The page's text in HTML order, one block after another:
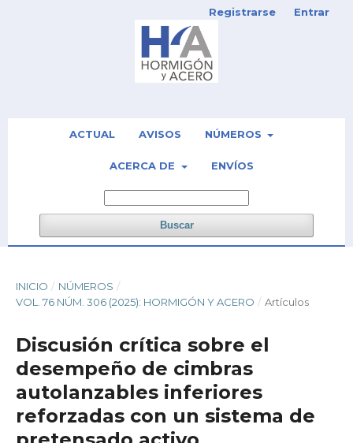
ACTUAL AVISOS NÚMEROS
ACERCA DE ENVÍOS
Buscar
Registrarse Entrar
INICIO / NÚMEROS /
VOL. 76 NÚM. 306 (2025): HORMIGÓN Y ACERO / Artículos
Discusión crítica sobre el
desempeño de cimbras
autolanzables inferiores
reforzadas con un sistema de